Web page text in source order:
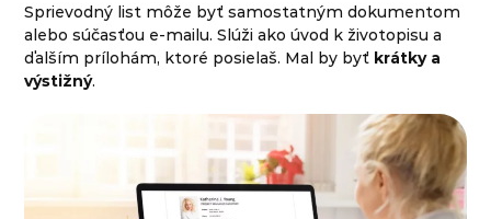
Sprievodný list môže byť samostatným dokumentom
alebo súčasťou e-mailu. Slúži ako úvod k životopisu a
ďalším prílohám, ktoré posielaš. Mal by byť krátky a
výstižný.